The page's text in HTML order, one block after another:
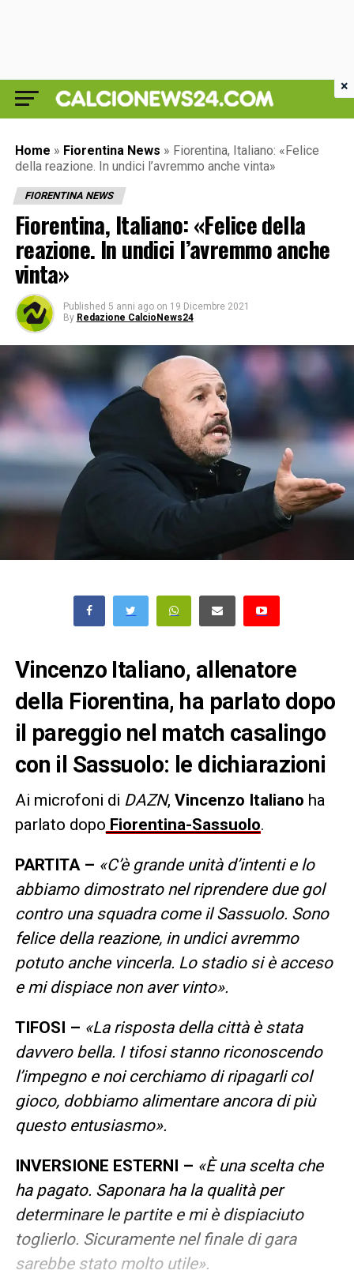
Home » Fiorentina News » Fiorentina, Italiano: «Felice
della reazione. In undici l’avremmo anche vinta»
FIORENTINA NEWS
Fiorentina, Italiano: «Felice della
reazione. In undici l’avremmo anche
vinta»
Published 5 anni ago on 19 Dicembre 2021
By Redazione CalcioNews24
Vincenzo Italiano, allenatore
della Fiorentina, ha parlato dopo
il pareggio nel match casalingo
con il Sassuolo: le dichiarazioni
Ai microfoni di DAZN, Vincenzo Italiano ha
parlato dopo Fiorentina-Sassuolo.
PARTITA – «C’è grande unità d’intenti e lo
abbiamo dimostrato nel riprendere due gol
contro una squadra come il Sassuolo. Sono
felice della reazione, in undici avremmo
potuto anche vincerla. Lo stadio si è acceso
e mi dispiace non aver vinto».
TIFOSI – «La risposta della città è stata
davvero bella. I tifosi stanno riconoscendo
l’impegno e noi cerchiamo di ripagarli col
gioco, dobbiamo alimentare ancora di più
questo entusiasmo».
INVERSIONE ESTERNI – «È una scelta che
ha pagato. Saponara ha la qualità per
determinare le partite e mi è dispiaciuto
toglierlo. Sicuramente nel finale di gara
sarebbe stato molto utile».
×